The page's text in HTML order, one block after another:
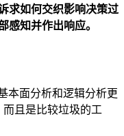
求如何交织影响决策过
感知并作出响应。
本面分析和逻辑分析更
且是比较垃圾的工